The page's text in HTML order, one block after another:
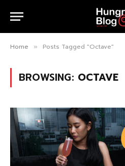
Home » Posts Tagged "Octave"
BROWSING: OCTAVE